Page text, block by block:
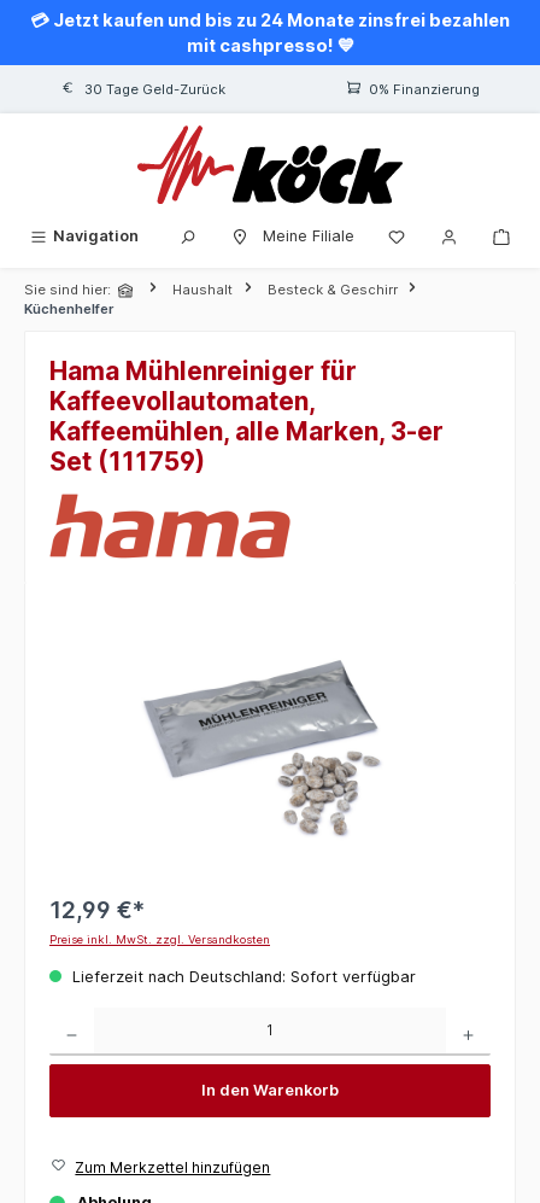
springen
💳 Jetzt kaufen und bis zu 24 Monate zinsfrei bezahlen
mit cashpresso! 💙
30 Tage Geld-Zurück 0% Finanzierung
Navigation Meine Filiale
Sie sind hier: Haushalt
Besteck & Geschirr
Küchenhelfer
Hama Mühlenreiniger für
Kaffeevollautomaten,
Kaffeemühlen, alle Marken, 3-er
Set (111759)
12,99 €*
Preise inkl. MwSt. zzgl. Versandkosten
Lieferzeit nach Deutschland: Sofort verfügbar
In den Warenkorb
Zum Merkzettel hinzufügen